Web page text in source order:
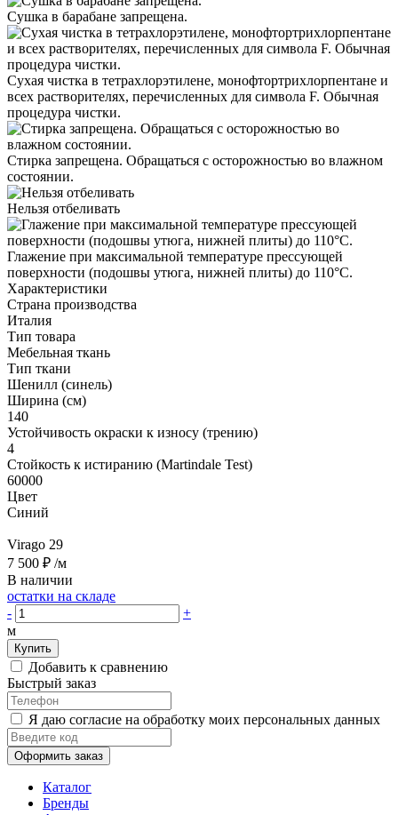
Сушка в барабане запрещена.
Сухая чистка в тетрахлорэтилене, монофтортрихлорпентане и
всех растворителях, перечисленных для символа F. Обычная
процедура чистки.
Стирка запрещена. Обращаться с осторожностью во влажном
состоянии.
Нельзя отбеливать
Глажение при максимальной температуре прессующей
поверхности (подошвы утюга, нижней плиты) до 110°С.
Характеристики
Страна производства
Италия
Тип товара
Мебельная ткань
Тип ткани
Шенилл (синель)
Ширина (см)
140
Устойчивость окраски к износу (трению)
4
Стойкость к истиранию (Martindale Test)
60000
Цвет
Синий
Virago 29
7 500 ₽ /м
В наличии
остатки на складе
-
+
м
Купить
Добавить к сравнению
Быстрый заказ
Я даю согласие на обработку моих персональных данных
Оформить заказ
Каталог
Бренды